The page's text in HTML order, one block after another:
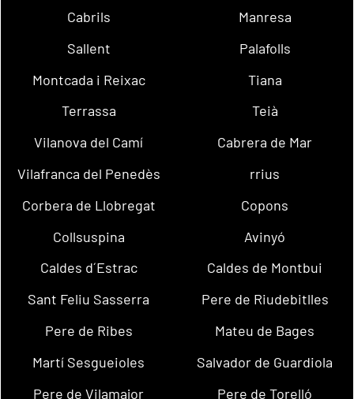
Cabrils
Manresa
Sallent
Palafolls
Montcada i Reixac
Tiana
Terrassa
Teià
Vilanova del Camí
Cabrera de Mar
Vilafranca del Penedès
rrius
Corbera de Llobregat
Copons
Collsuspina
Avinyó
Caldes d´Estrac
Caldes de Montbui
Sant Feliu Sasserra
Pere de Riudebitlles
Pere de Ribes
Mateu de Bages
Martí Sesgueioles
Salvador de Guardiola
Pere de Vilamajor
Pere de Torelló